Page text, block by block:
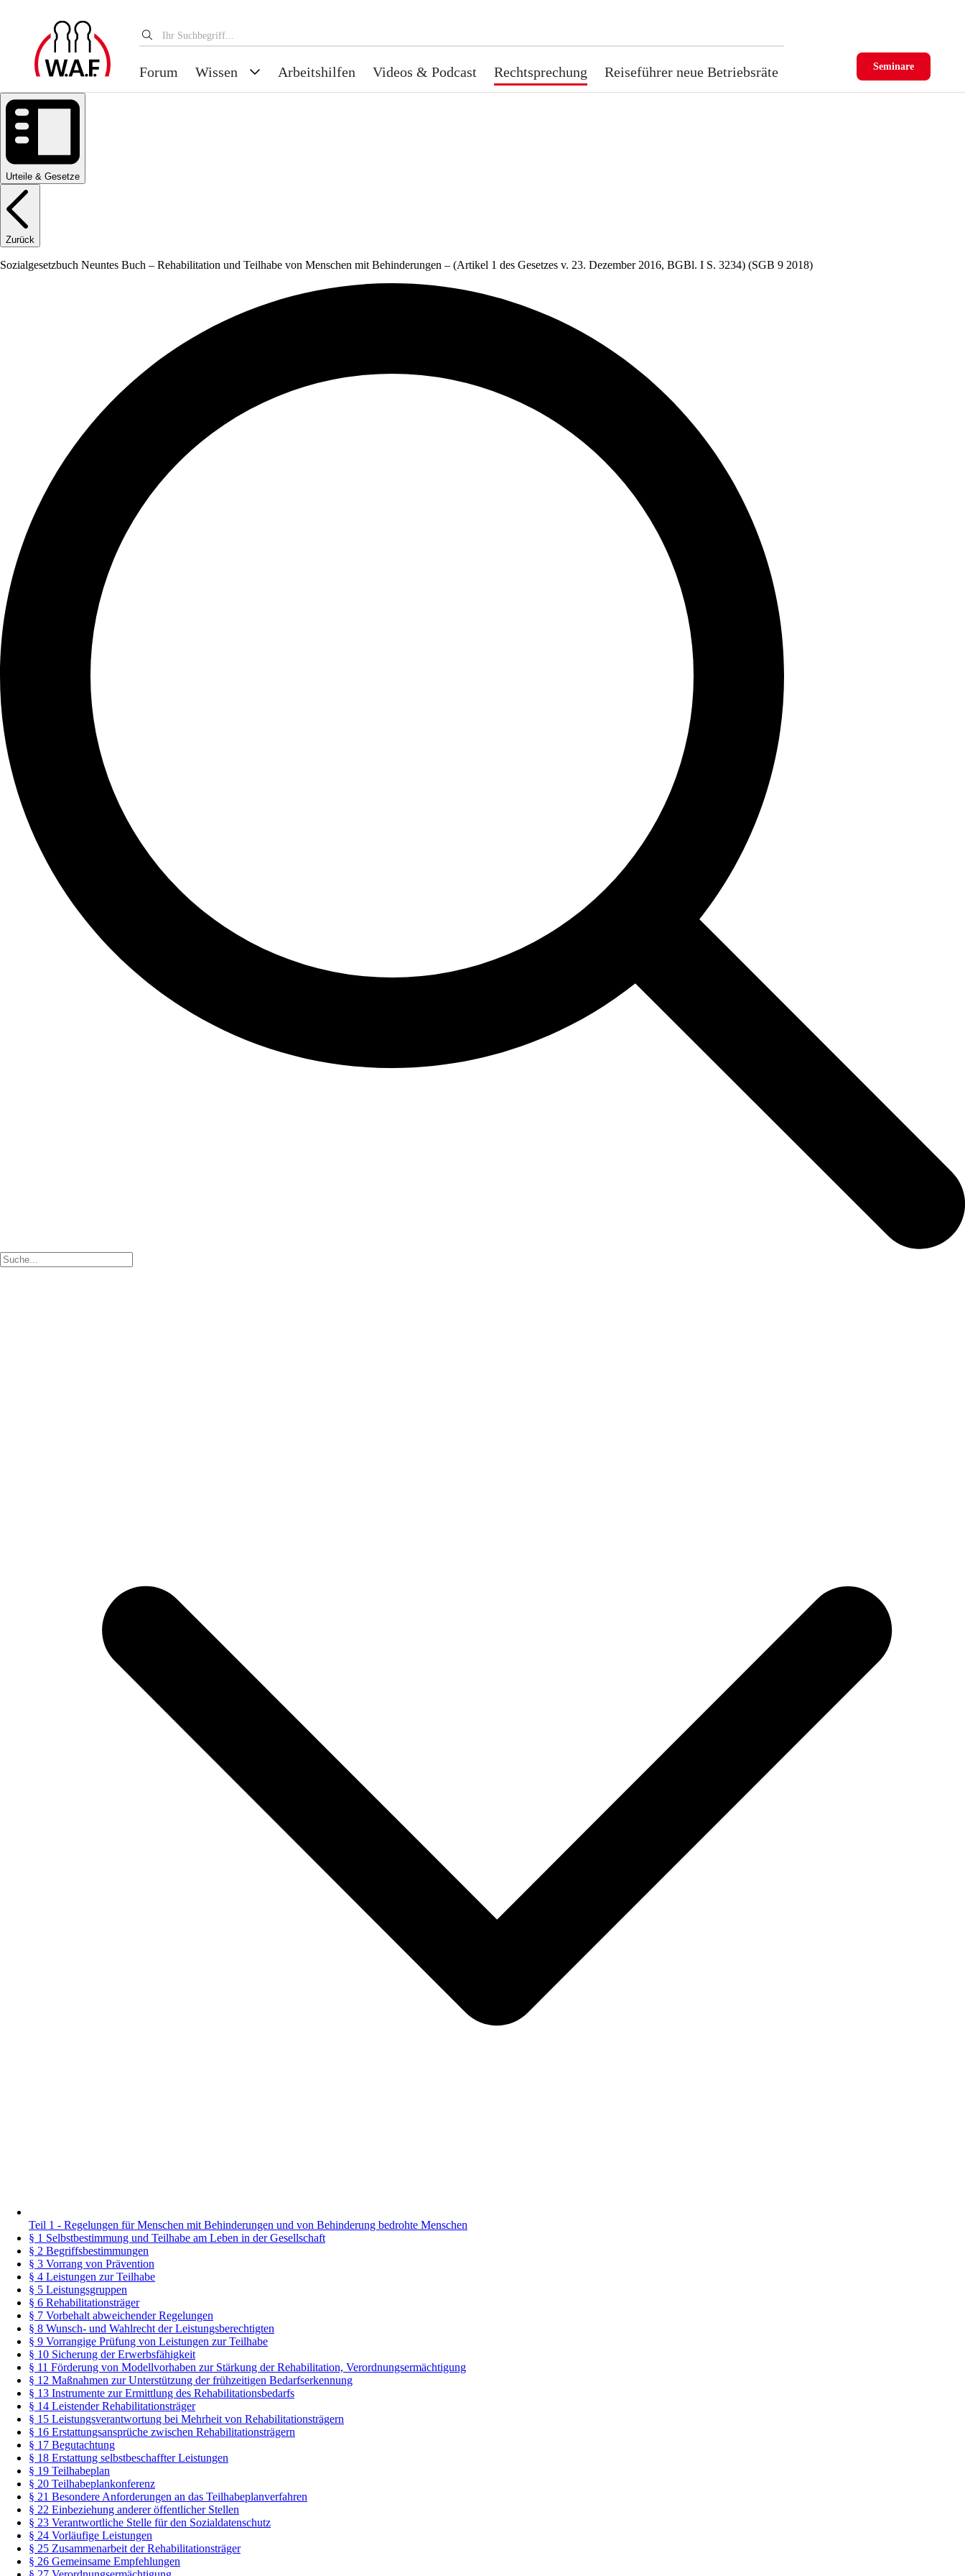
Forum Wissen Arbeitshilfen Videos & Podcast Rechtsprechung Reiseführer neue Betriebsräte Seminare
Urteile & Gesetze
Zurück
Sozialgesetzbuch Neuntes Buch – Rehabilitation und Teilhabe von Menschen mit Behinderungen – (Artikel 1 des Gesetzes v. 23. Dezember 2016, BGBl. I S. 3234) (SGB 9 2018)
Teil 1 - Regelungen für Menschen mit Behinderungen und von Behinderung bedrohte Menschen
§ 1 Selbstbestimmung und Teilhabe am Leben in der Gesellschaft
§ 2 Begriffsbestimmungen
§ 3 Vorrang von Prävention
§ 4 Leistungen zur Teilhabe
§ 5 Leistungsgruppen
§ 6 Rehabilitationsträger
§ 7 Vorbehalt abweichender Regelungen
§ 8 Wunsch- und Wahlrecht der Leistungsberechtigten
§ 9 Vorrangige Prüfung von Leistungen zur Teilhabe
§ 10 Sicherung der Erwerbsfähigkeit
§ 11 Förderung von Modellvorhaben zur Stärkung der Rehabilitation, Verordnungsermächtigung
§ 12 Maßnahmen zur Unterstützung der frühzeitigen Bedarfserkennung
§ 13 Instrumente zur Ermittlung des Rehabilitationsbedarfs
§ 14 Leistender Rehabilitationsträger
§ 15 Leistungsverantwortung bei Mehrheit von Rehabilitationsträgern
§ 16 Erstattungsansprüche zwischen Rehabilitationsträgern
§ 17 Begutachtung
§ 18 Erstattung selbstbeschaffter Leistungen
§ 19 Teilhabeplan
§ 20 Teilhabeplankonferenz
§ 21 Besondere Anforderungen an das Teilhabeplanverfahren
§ 22 Einbeziehung anderer öffentlicher Stellen
§ 23 Verantwortliche Stelle für den Sozialdatenschutz
§ 24 Vorläufige Leistungen
§ 25 Zusammenarbeit der Rehabilitationsträger
§ 26 Gemeinsame Empfehlungen